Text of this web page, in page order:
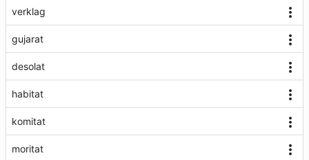
verklag
gujarat
desolat
habitat
komitat
moritat